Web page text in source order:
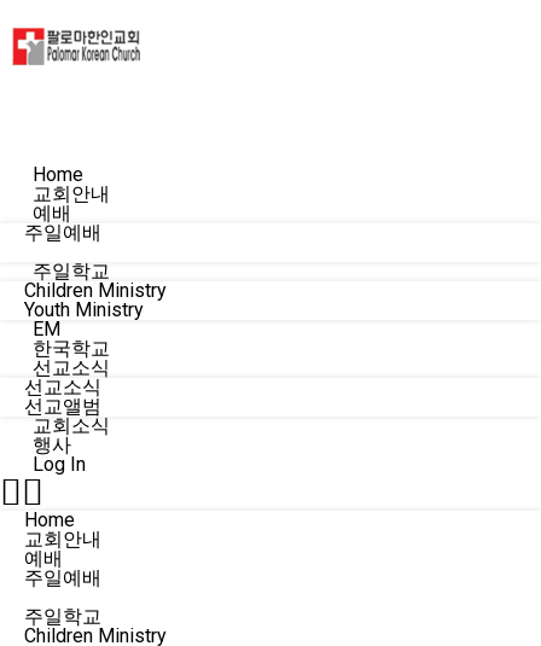
Home
교회안내
예배
주일예배
주일학교
Children Ministry
Youth Ministry
EM
한국학교
선교소식
선교소식
선교앨범
교회소식
행사
Log In
Home
교회안내
예배
주일예배
주일학교
Children Ministry